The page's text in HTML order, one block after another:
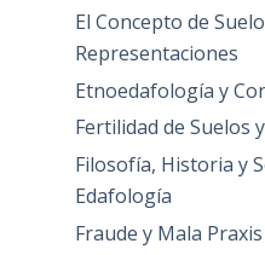
El Concepto de
Representaciones
Etnoedafología y
Fertilidad de Suelos
Filosofía, Historia y
Edafología
Fraude y Mala